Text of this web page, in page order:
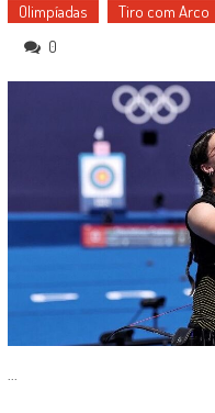
Olimpíadas Tiro com Arco
0